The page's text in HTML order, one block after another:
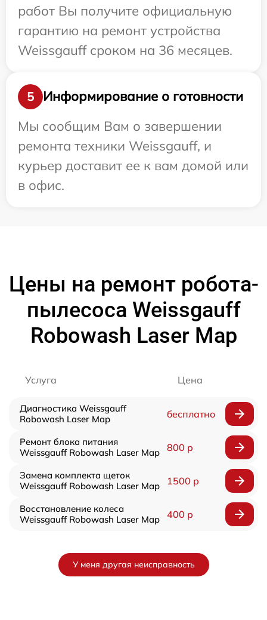
работ Вы получите официальную
гарантию на ремонт устройства
Weissgauff сроком на 36 месяцев.
5
Информирование о готовности
Мы сообщим Вам о завершении
ремонта техники Weissgauff, и
курьер доставит ее к вам домой или
в офис.
Цены на ремонт робота-
пылесоса Weissgauff
Robowash Laser Map
Услуга Цена
Диагностика Weissgauff
Robowash Laser Map
бесплатно
Ремонт блока питания
Weissgauff Robowash Laser Map
800 р
Замена комплекта щеток
Weissgauff Robowash Laser Map
1500 р
Восстановление колеса
Weissgauff Robowash Laser Map
400 р
У меня другая неисправность